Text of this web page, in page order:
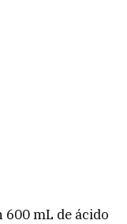
mL de ácido